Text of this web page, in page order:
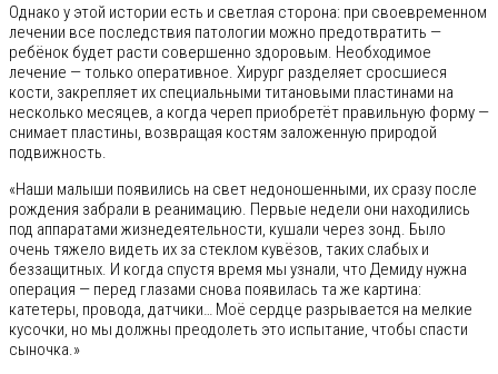
Однако у этой истории есть и светлая сторона: при своевременном
лечении все последствия патологии можно предотвратить —
ребёнок будет расти совершенно здоровым. Необходимое
лечение — только оперативное. Хирург разделяет сросшиеся
кости, закрепляет их специальными титановыми пластинами на
несколько месяцев, а когда череп приобретёт правильную форму —
снимает пластины, возвращая костям заложенную природой
подвижность.
«Наши малыши появились на свет недоношенными, их сразу после
рождения забрали в реанимацию. Первые недели они находились
под аппаратами жизнедеятельности, кушали через зонд. Было
очень тяжело видеть их за стеклом кувёзов, таких слабых и
беззащитных. И когда спустя время мы узнали, что Демиду нужна
операция — перед глазами снова появилась та же картина:
катетеры, провода, датчики… Моё сердце разрывается на мелкие
кусочки, но мы должны преодолеть это испытание, чтобы спасти
сыночка.»